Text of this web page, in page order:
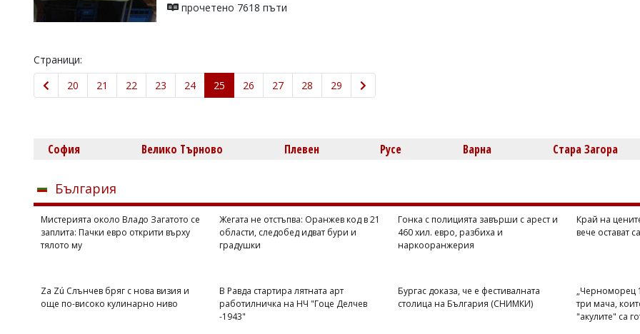
прочетено 7618 пъти
Страници:
20
21 22 23 24 25 26 27 28 29
София Велико Търново Плевен Русе Варна Стара Загора
България
Мистерията около Владо Загатото се
заплита: Пачки евро открити върху
тялото му
Жегата не отстъпва: Оранжев код в 21
области, следобед идват бури и
градушки
Гонка с полицията завърши с арест и
460 хил. евро, разбиха и
наркооранжерия
Край на
вече остават
Za Zú Слънчев бряг с нова визия и
още по-високо кулинарно ниво
В Равда стартира лятната арт
работилничка на НЧ "Гоце Делчев
-1943"
Бургас доказа, че е фестивалната
столица на България (СНИМКИ)
„Черноморец
три мача,
"акулите" са